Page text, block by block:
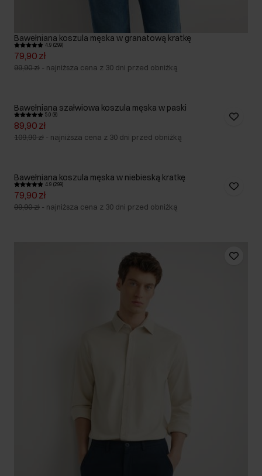
Bawełniana koszula męska w granatową kratkę
4.9 (299)
79,90 zł
99,90 zł - najniższa cena z 30 dni przed obniżką
Bawełniana szałwiowa koszula męska w paski
5.0 (8)
89,90 zł
109,90 zł - najniższa cena z 30 dni przed obniżką
Bawełniana koszula męska w niebieską kratkę
4.9 (299)
79,90 zł
99,90 zł - najniższa cena z 30 dni przed obniżką